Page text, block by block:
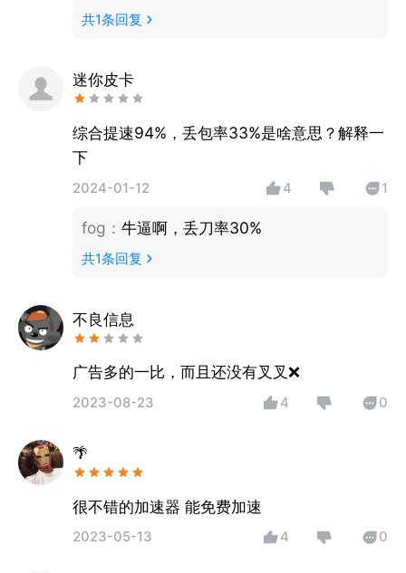
共1条回复
迷你皮卡
综合提速94%，丢包率33%是啥意思？解释一
下
2024-01-12 4 1
fog ： 牛逼啊，丢刀率30%
共1条回复
不良信息
广告多的一比，而且还没有叉叉❌
2023-08-23 4 0
🌴
很不错的加速器 能免费加速
2023-05-13 4 0